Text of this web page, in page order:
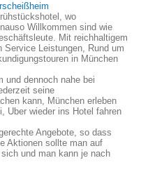
wo
Willkommen sind wie
Mit reichhaltigem
Service Leistungen, Rund um
in München
und dennoch nahe bei
seine
kann, München erleben
Uber wieder ins Hotel fahren
Angebote, so dass
Aktionen sollte man auf
und man kann je nach